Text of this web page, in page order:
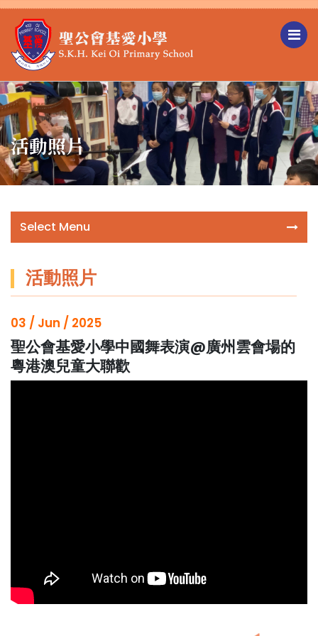
活動照片
Select Menu
活動照片
03 / Jun / 2025
聖公會基愛小學中國舞表演@廣州雲會場的
粵港澳兒童大聯歡